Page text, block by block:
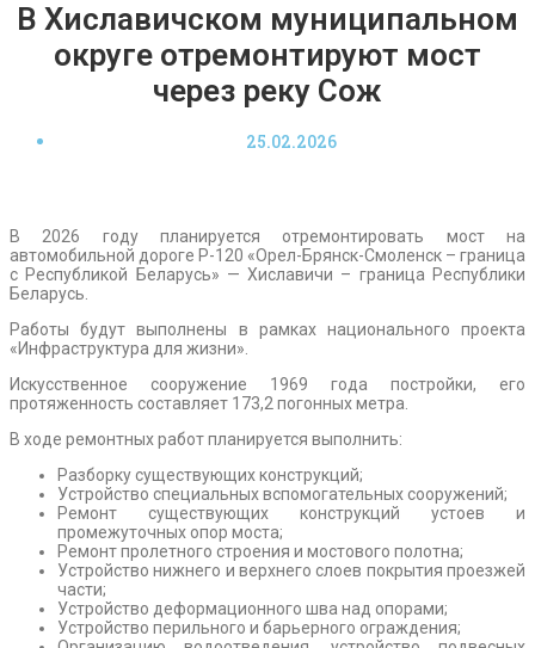
В Хиславичском муниципальном
округе отремонтируют мост
через реку Сож
25.02.2026
В 2026 году планируется отремонтировать мост на
автомобильной дороге Р-120 «Орел-Брянск-Смоленск – граница
с Республикой Беларусь» — Хиславичи – граница Республики
Беларусь.
Работы будут выполнены в рамках национального проекта
«Инфраструктура для жизни».
Искусственное сооружение 1969 года постройки, его
протяженность составляет 173,2 погонных метра.
В ходе ремонтных работ планируется выполнить:
Разборку существующих конструкций;
Устройство специальных вспомогательных сооружений;
Ремонт существующих конструкций устоев и
промежуточных опор моста;
Ремонт пролетного строения и мостового полотна;
Устройство нижнего и верхнего слоев покрытия проезжей
части;
Устройство деформационного шва над опорами;
Устройство перильного и барьерного ограждения;